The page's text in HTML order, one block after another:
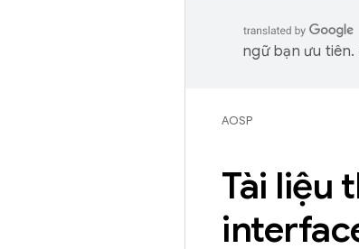
ngữ bạn ưu tiên.
AOSP
Tài liệu